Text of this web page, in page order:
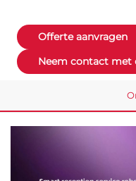
Offerte aanvragen
Neem contact met